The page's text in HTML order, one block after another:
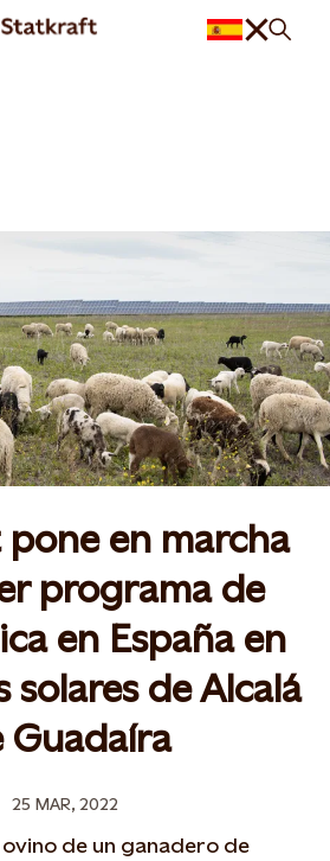
en marcha
programa de
en España en
solares de Alcalá
Guadaíra
25 MAR, 2022
de un ganadero de